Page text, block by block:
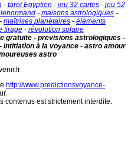
- tarot Egyptien - jeu 32 cartes- jeu 52
- maisons astrologiques -
- maîtrises planétaires - éléments
tirage- révolution solaire
gratuite - previsions astrologiques -
à la voyance - astro amour
astro
http://www.predictionsvoyance-
contenus est strictement interdite.